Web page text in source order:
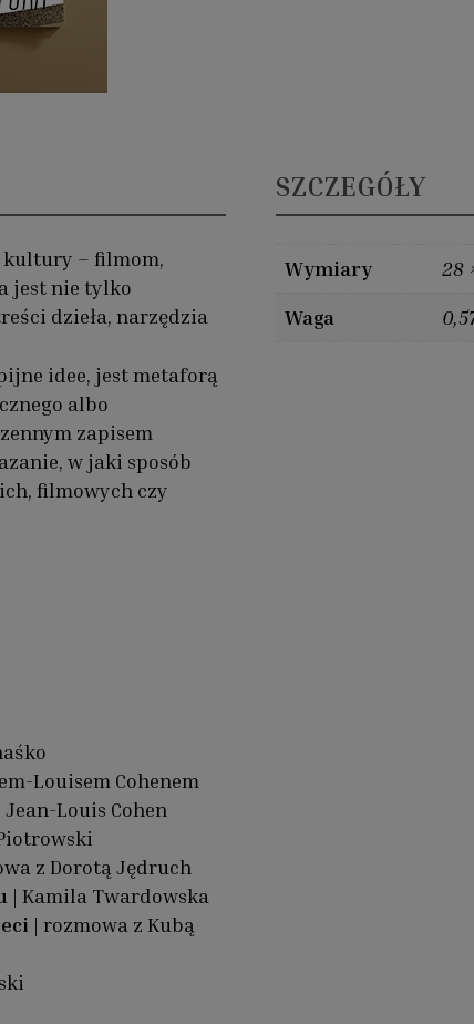
kultury – filmom,
jest nie tylko
dzieła, narzędzia
idee, jest metaforą
albo
zapisem
w jaki sposób
filmowych czy
Louisem Cohenem
Jean-Louis Cohen
z Dorotą Jędruch
| Kamila Twardowska
| rozmowa z Kubą
SZCZEGÓŁY
Szczegóły
Wymiary
28
Waga